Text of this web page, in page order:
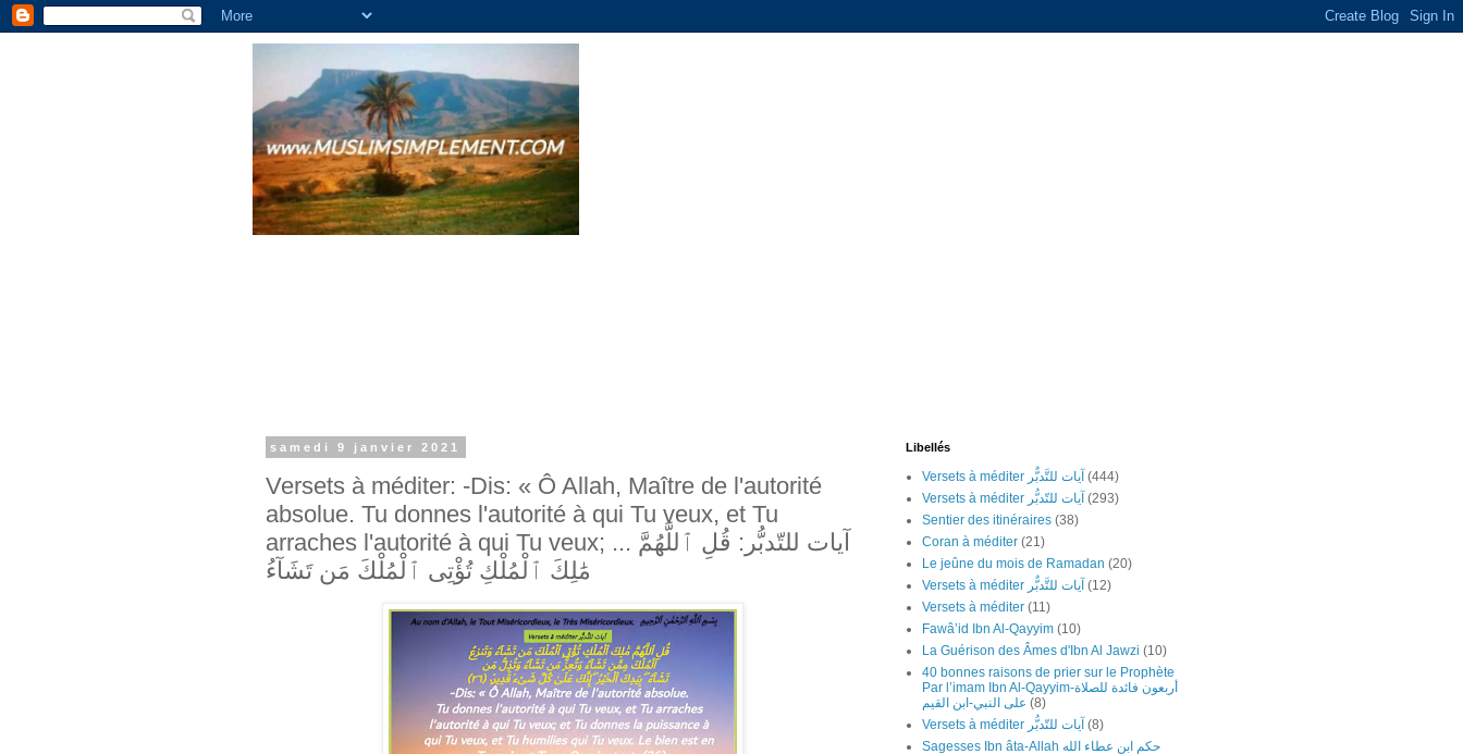
samedi 9 janvier 2021
Versets à méditer: -Dis: « Ô Allah, Maître de l'autorité
absolue. Tu donnes l'autorité à qui Tu veux, et Tu
arraches l'autorité à qui Tu veux; ... آيات للتّدبُّر: قُلِ ٱللَّهُمَّ
مَٰلِكَ ٱلْمُلْكِ تُؤْتِى ٱلْمُلْكَ مَن تَشَآءُ
Libellés
Versets à méditer آيات للتَّدبٌّر (444)
Versets à méditer آيات للتّدبُّر (293)
Sentier des itinéraires (38)
Coran à méditer (21)
Le jeûne du mois de Ramadan (20)
Versets à méditer آيات للتَّدبٌّر (12)
Versets à méditer (11)
Fawâ’id Ibn Al-Qayyim (10)
La Guérison des Âmes d'Ibn Al Jawzi (10)
40 bonnes raisons de prier sur le Prophète
Par l’imam Ibn Al-Qayyim-أربعون فائدة للصلاة
على النبي-ابن القيم (8)
Versets à méditer آيات للتّدبُّر (8)
Sagesses Ibn âta-Allah حكم ابن عطاء الله